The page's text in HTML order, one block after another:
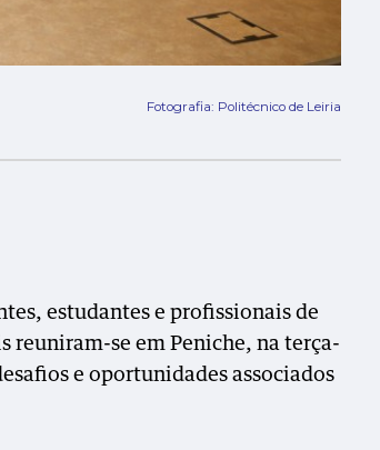
Fotografia: Politécnico de Leiria
estudantes e profissionais de
reuniram-se em Peniche, na terça-
e oportunidades associados